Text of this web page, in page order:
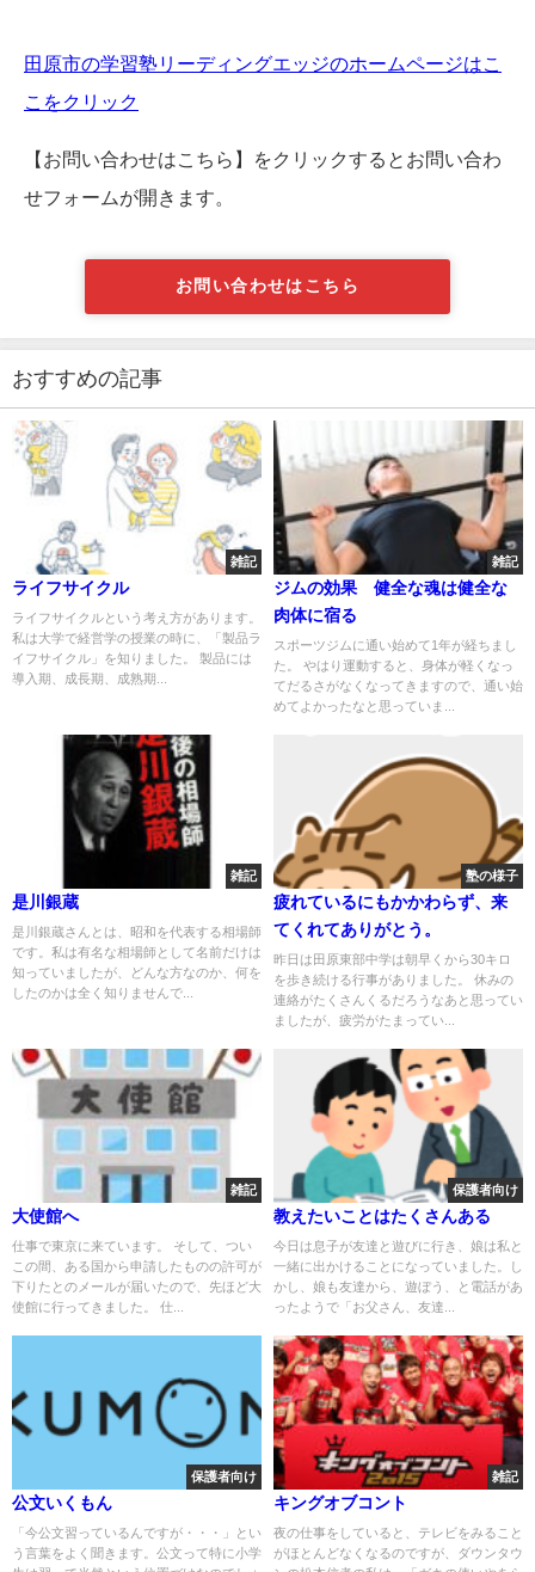
田原市の学習塾リーディングエッジのホームページはこ
こをクリック
【お問い合わせはこちら】をクリックするとお問い合わ
せフォームが開きます。
お問い合わせはこちら
おすすめの記事
雑記
ライフサイクル
ライフサイクルという考え方があります。
私は大学で経営学の授業の時に、「製品ラ
イフサイクル」を知りました。 製品には
導入期、成長期、成熟期...
雑記
ジムの効果 健全な魂は健全な
肉体に宿る
スポーツジムに通い始めて1年が経ちまし
た。 やはり運動すると、身体が軽くなっ
てだるさがなくなってきますので、通い始
めてよかったなと思っていま...
雑記
是川銀蔵
是川銀蔵さんとは、昭和を代表する相場師
です。私は有名な相場師として名前だけは
知っていましたが、どんな方なのか、何を
したのかは全く知りませんで...
塾の様子
疲れているにもかかわらず、来
てくれてありがとう。
昨日は田原東部中学は朝早くから30キロ
を歩き続ける行事がありました。 休みの
連絡がたくさんくるだろうなあと思ってい
ましたが、疲労がたまってい...
雑記
大使館へ
仕事で東京に来ています。 そして、つい
この間、ある国から申請したものの許可が
下りたとのメールが届いたので、先ほど大
使館に行ってきました。 仕...
保護者向け
教えたいことはたくさんある
今日は息子が友達と遊びに行き、娘は私と
一緒に出かけることになっていました。し
かし、娘も友達から、遊ぼう、と電話があ
ったようで「お父さん、友達...
保護者向け
公文いくもん
「今公文習っているんですが・・・」とい
う言葉をよく聞きます。公文って特に小学
雑記
キングオブコント
夜の仕事をしていると、テレビをみること
がほとんどなくなるのですが、ダウンタウ